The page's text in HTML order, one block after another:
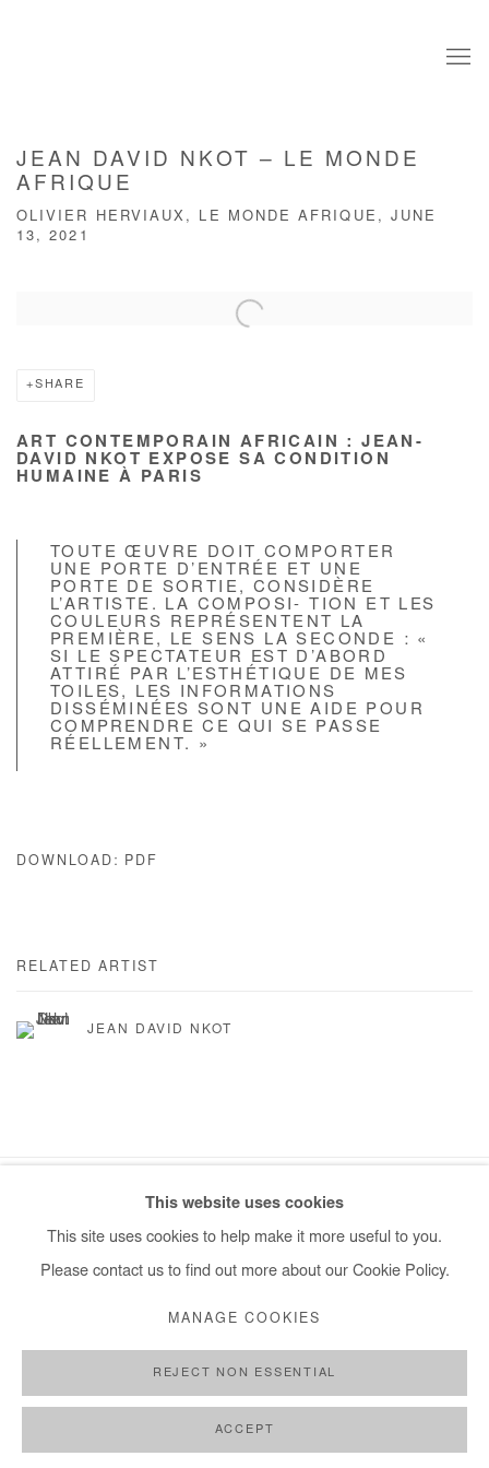
JEAN DAVID NKOT – LE MONDE
AFRIQUE
OLIVIER HERVIAUX, LE MONDE AFRIQUE, JUNE
13, 2021
Open a larger version of the following image in a popup:
SHARE
ART CONTEMPORAIN AFRICAIN : JEAN-
DAVID NKOT EXPOSE SA CONDITION
HUMAINE À PARIS
TOUTE ŒUVRE DOIT COMPORTER
UNE PORTE D’ENTRÉE ET UNE
PORTE DE SORTIE, CONSIDÈRE
L’ARTISTE. LA COMPOSI- TION ET LES
COULEURS REPRÉSENTENT LA
PREMIÈRE, LE SENS LA SECONDE : «
SI LE SPECTATEUR EST D’ABORD
ATTIRÉ PAR L’ESTHÉTIQUE DE MES
TOILES, LES INFORMATIONS
DISSÉMINÉES SONT UNE AIDE POUR
COMPRENDRE CE QUI SE PASSE
RÉELLEMENT. »
DOWNLOAD: PDF
RELATED ARTIST
JEAN DAVID NKOT
COPYRIGHT © #2026# AFIKARIS SITE BY ARTLOGIC
This website uses cookies
This site uses cookies to help make it more useful to you.
Please contact us to find out more about our Cookie Policy.
MANAGE COOKIES
REJECT NON ESSENTIAL
ACCEPT